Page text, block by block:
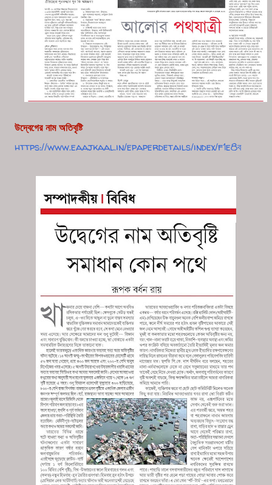
উদ্বেগের নাম অতিবৃষ্টি
https://www.eaajkaal.in/epaperdetails/index/f1e8ব